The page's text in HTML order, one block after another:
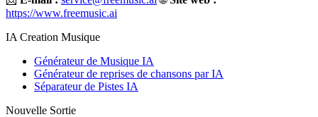
https://www.freemusic.ai
IA Creation Musique
Générateur de Musique IA
Générateur de reprises de chansons par IA
Séparateur de Pistes IA
Nouvelle Sortie